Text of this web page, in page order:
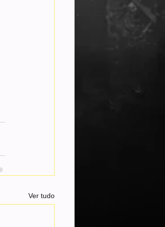
Ver tudo